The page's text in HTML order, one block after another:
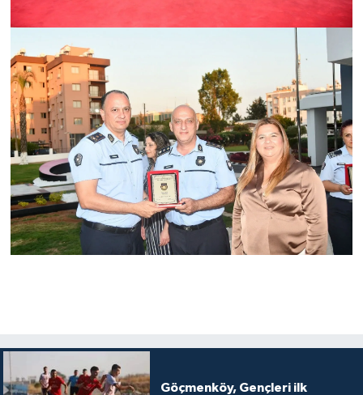
Göçmenköy, Gençleri ilk